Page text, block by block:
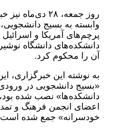
روز جمعه، ۲۸
وابسته به بسیج‌
پرچم‌های آمریکا و
دانشکده‌های دانشگاه
آن را محکوم کرد.
به نوشته این خبرگزاری،
«بسیج دانشجویی در
دانشکده‌ها» نصب شده
اعضای انجمن فرهنگ و
خودسرانه» جمع شده